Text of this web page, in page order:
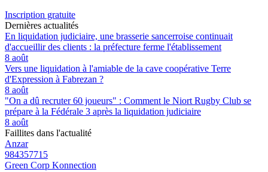
Inscription gratuite
Dernières actualités
En liquidation judiciaire, une brasserie sancerroise continuait
d'accueillir des clients : la préfecture ferme l'établissement
8 août
Vers une liquidation à l'amiable de la cave coopérative Terre
d'Expression à Fabrezan ?
8 août
"On a dû recruter 60 joueurs" : Comment le Niort Rugby Club se
prépare à la Fédérale 3 après la liquidation judiciaire
8 août
Faillites dans l'actualité
Anzar
984357715
Green Corp Konnection